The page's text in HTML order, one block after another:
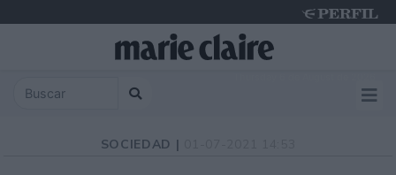
SOCIEDAD |